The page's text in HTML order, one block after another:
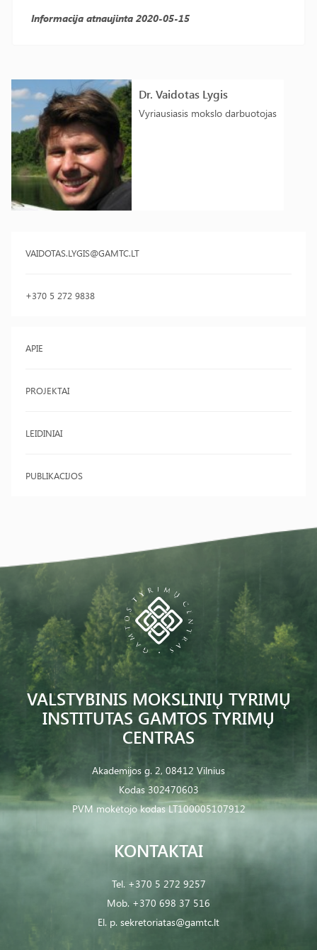
Dr. Vaidotas Lygis
Vyriausiasis mokslo darbuotojas
VAIDOTAS.LYGIS@GAMTC.LT
+370 5 272 9838
APIE
PROJEKTAI
LEIDINIAI
PUBLIKACIJOS
Informacija atnaujinta 2020-05-15
VALSTYBINIS MOKSLINIŲ TYRIMŲ
INSTITUTAS GAMTOS TYRIMŲ
CENTRAS
Akademijos g. 2, 08412 Vilnius
Kodas 302470603
PVM mokėtojo kodas LT100005107912
KONTAKTAI
Tel. +370 5 272 9257
Mob. +370 698 37 516
El. p. sekretoriatas@gamtc.lt